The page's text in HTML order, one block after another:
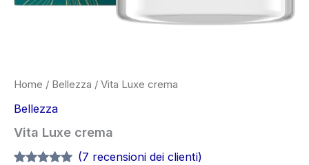
Home / Bellezza / Vita Luxe crema
Bellezza
Vita Luxe crema
(7 recensioni dei clienti)